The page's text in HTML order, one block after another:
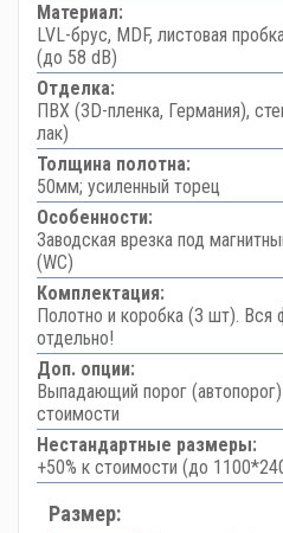
Материал:
LVL-брус, MDF, листовая
(до 58 dB)
Отделка:
ПВХ (3D-пленка, Германия),
лак)
Толщина полотна:
50мм; усиленный торец
Особенности:
Заводская врезка под
(WC)
Комплектация:
Полотно и коробка (3 шт). Вся
отдельно!
Доп. опции:
Выпадающий порог
стоимости
Нестандартные размеры:
+50% к стоимости (до
Размер: